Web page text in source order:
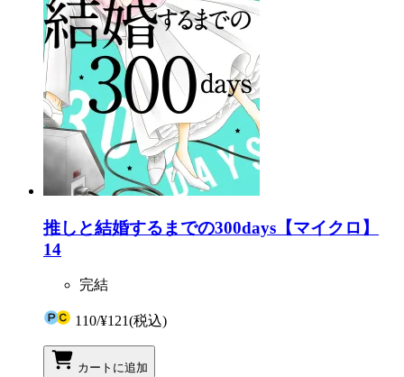
推しと結婚するまでの300days【マイクロ】
14
完結
110/¥121(税込)
カートに追加